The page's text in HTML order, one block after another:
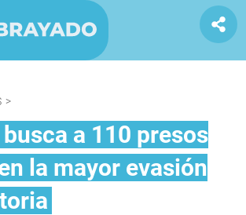
>
a 110 presos
la mayor evasión